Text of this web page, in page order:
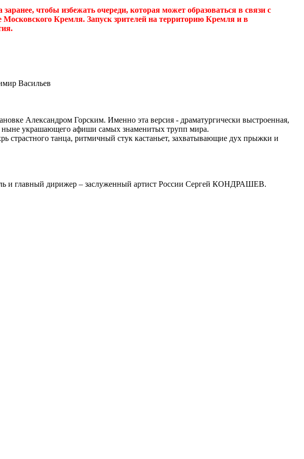
чтобы избежать очереди, которая может образоваться в связи с
Кремля. Запуск зрителей на территорию Кремля и в
Васильев
Александром Горским. Именно эта версия - драматургически выстроенная,
ныне украшающего афиши самых знаменитых трупп мира.
танца, ритмичный стук кастаньет, захватывающие дух прыжки и
и главный дирижер – заслуженный артист России Сергей КОНДРАШЕВ.